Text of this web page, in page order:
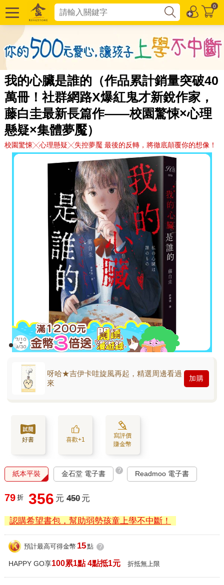
0
我的心臟是誰的（作品累計銷量突破40
萬冊！社群網路X爆紅鬼才新銳作家，
藤白圭最新長篇作——校園驚悚×心理
懸疑×集體夢魘）
校園驚悚╳心理懸疑╳失控夢魘 最後的反轉，將徹底顛覆你的想像！
呀哈★吉伊卡哇旋風再起，精選周邊看過
來
加購
好書 喜歡+1
寫評價
賺金幣
紙本平裝 金石堂 電子書 ? Readmoo 電子書
79 折 356 元 450 元
認購希望書包，幫助弱勢孩童上學不中斷！
預計最高可得金幣 15點 ?
HAPPY GO享100累1點 4點抵1元 折抵無上限